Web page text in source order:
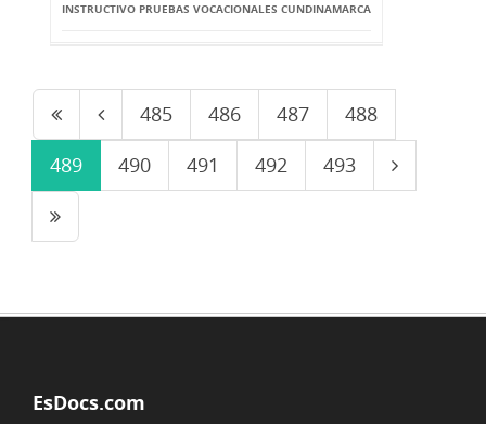
INSTRUCTIVO PRUEBAS VOCACIONALES CUNDINAMARCA
485 486 487
488
489
490 491 492 493
EsDocs.com